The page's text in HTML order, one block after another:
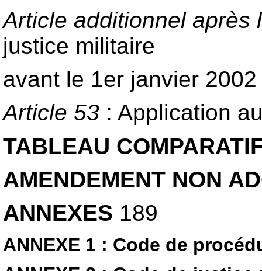
Article additionnel après
justice militaire
avant le 1er janvier
Article 53 : Application
TABLEAU
AMENDEMENT NON
ANNEXES 189
ANNEXE 1 : Code de